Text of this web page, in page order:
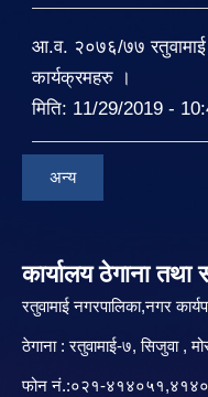
आ.व. २०७६/७७ रतुवामाई
कार्यक्रमहरु ।
मिति: 11/29/2019 -
अन्य
कार्यालय ठेगाना तथा
रतुवामाई नगरपालिका,नगर
ठेगाना : रतुवामाई-७, सिजुवा ,
फोन नं.:०२१-